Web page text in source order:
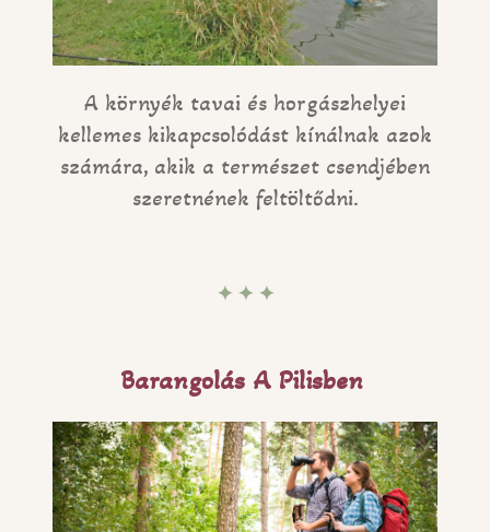
A környék tavai és horgászhelyei
kellemes kikapcsolódást kínálnak azok
számára, akik a természet csendjében
szeretnének feltöltődni.
✦ ✦ ✦
Barangolás A Pilisben